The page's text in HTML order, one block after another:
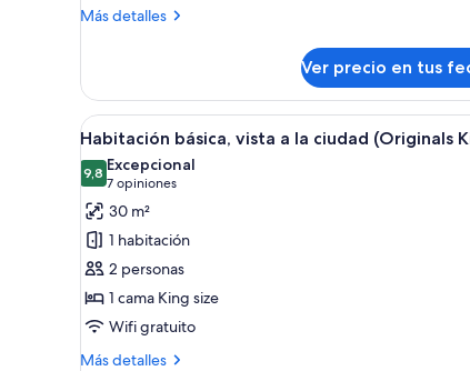
Más detalles
Más
triple
Deluxe
Ver precio en tus
Ver
todas
las
fotos
de
Habitación
básica,
vista
a
la
Una habitación de hotel
4
Habitación básica, vista a la ciudad (Originals
9,89,8 de 10
Excepcional
7 opiniones
(7
opiniones)
30 m²
1 habitación
2 personas
1 cama King size
Wifi gratuito
Más detalles
Más